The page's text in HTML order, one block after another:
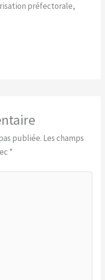
préfectorale,
publiée. Les champs
*